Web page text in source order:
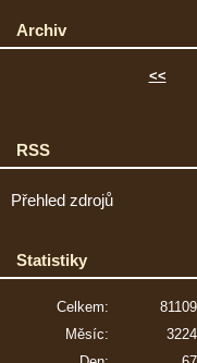
Archiv
<<
RSS
Přehled zdrojů
Statistiky
Celkem:
Měsíc: